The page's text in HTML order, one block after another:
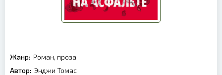
Жанр: Роман, проза
Автор: Энджи Томас